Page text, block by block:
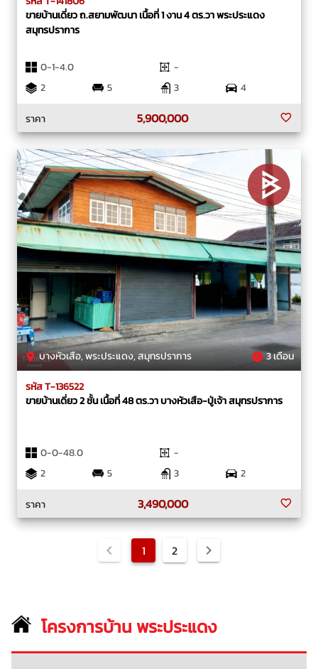
ขายบ้านเดี่ยว ถ.สยามพัฒนา เนื้อที่ 1 งาน 4 ตร.วา พระประแดง
สมุทรปราการ
0-1-4.0
-
2
5 3
4
ราคา
5,900,000
บางหัวเสือ, พระประแดง, สมุทรปราการ 3 เดือน
รหัส T-136522
ขายบ้านเดี่ยว 2 ชั้น เนื้อที่ 48 ตร.วา บางหัวเสือ-ปู่เจ้า สมุทรปราการ
0-0-48.0
-
2
5 3
2
ราคา
3,490,000
1 2
โครงการบ้าน พระประแดง